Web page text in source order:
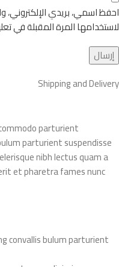
احفظ اسمي، بريدي الإلكتروني،
لاستخدامها المرة المقبلة في
Shipping and Delivery
parturient
parturient suspendisse
nibh lectus quam a
et pharetra fames nunc
convallis bulum parturient